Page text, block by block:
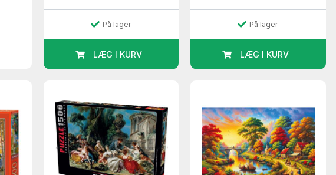
På lager
LÆG I KURV
På lager
LÆG I KURV